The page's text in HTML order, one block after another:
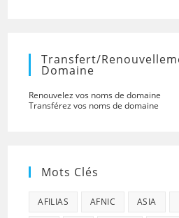
Transfert/
Domaine
Renouvelez vos noms de domaine
Transférez vos noms de domaine
Mots Clés
AFILIAS AFNIC ASIA